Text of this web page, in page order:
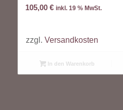
105,00 € inkl. 19 % MwSt.
zzgl. Versandkosten
In den Warenkorb